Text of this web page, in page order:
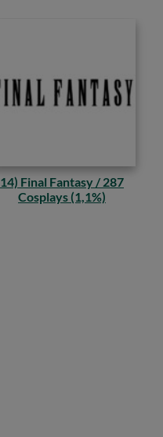
14) Final Fantasy / 287
Cosplays (1,1%)